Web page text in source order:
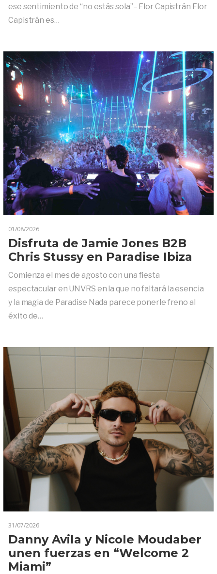
ese sentimiento de “no estás sola”– Flor Capistrán Flor
Capistrán es…
01/08/2026
Disfruta de Jamie Jones B2B
Chris Stussy en Paradise Ibiza
Comienza el mes de agosto con una fiesta
espectacular en UNVRS en la que no faltará la esencia
y la magia de Paradise Nada parece ponerle freno al
éxito de…
31/07/2026
Danny Avila y Nicole Moudaber
unen fuerzas en “Welcome 2
Miami”